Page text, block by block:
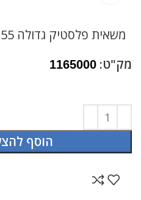
משאית פלסטיק גדולה 55 ס"מ
מק"ט: 1165000
הוסף